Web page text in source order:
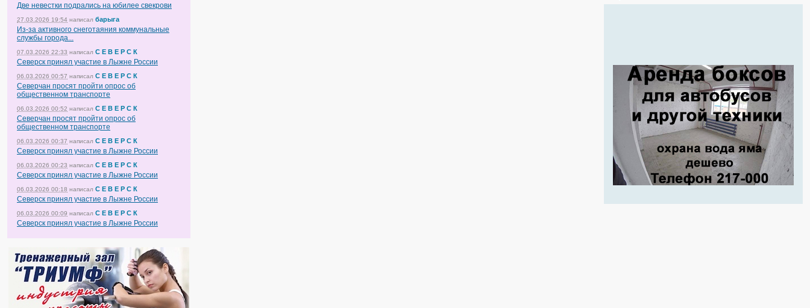
Две невестки подрались на юбилее свекрови
27.03.2026 19:54 написал барыга
Из-за активного снеготаяния коммунальные
службы города...
07.03.2026 22:33 написал С Е В Е Р С К
Северск принял участие в Лыжне России
06.03.2026 00:57 написал С Е В Е Р С К
Северчан просят пройти опрос об
общественном транспорте
06.03.2026 00:52 написал С Е В Е Р С К
Северчан просят пройти опрос об
общественном транспорте
06.03.2026 00:37 написал С Е В Е Р С К
Северск принял участие в Лыжне России
06.03.2026 00:23 написал С Е В Е Р С К
Северск принял участие в Лыжне России
06.03.2026 00:18 написал С Е В Е Р С К
Северск принял участие в Лыжне России
06.03.2026 00:09 написал С Е В Е Р С К
Северск принял участие в Лыжне России